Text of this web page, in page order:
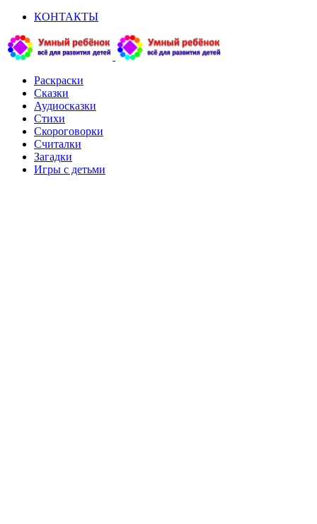
КОНТАКТЫ
Раскраски
Сказки
Аудиосказки
Стихи
Скороговорки
Считалки
Загадки
Игры с детьми